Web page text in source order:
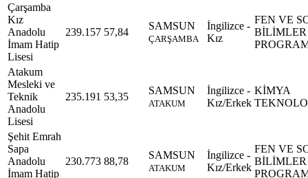
Çarşamba
Kız
Anadolu
İmam Hatip
Lisesi
239.157 57,84
SAMSUN
ÇARŞAMBA
İngilizce -
Kız
FEN VE
BİLİMLER
Atakum
Mesleki ve
Teknik
Anadolu
Lisesi
235.191 53,35
SAMSUN
ATAKUM
İngilizce -
Kız/Erkek
KİMYA
Şehit Emrah
Sapa
Anadolu
İmam Hatip
230.773 88,78
SAMSUN
ATAKUM
İngilizce -
Kız/Erkek
FEN VE
BİLİMLER